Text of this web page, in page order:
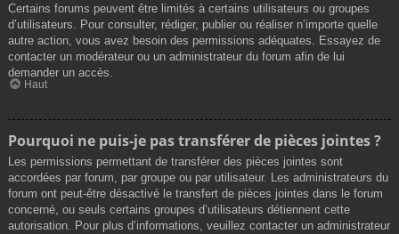
Certains forums peuvent être limités à certains utilisateurs ou groupes
d’utilisateurs. Pour consulter, rédiger, publier ou réaliser n’importe quelle
autre action, vous avez besoin des permissions adéquates. Essayez de
contacter un modérateur ou un administrateur du forum afin de lui
demander un accès.
Haut
Pourquoi ne puis-je pas transférer de pièces jointes ?
Les permissions permettant de transférer des pièces jointes sont
accordées par forum, par groupe ou par utilisateur. Les administrateurs du
forum ont peut-être désactivé le transfert de pièces jointes dans le forum
concerné, ou seuls certains groupes d’utilisateurs détiennent cette
autorisation. Pour plus d’informations, veuillez contacter un administrateur